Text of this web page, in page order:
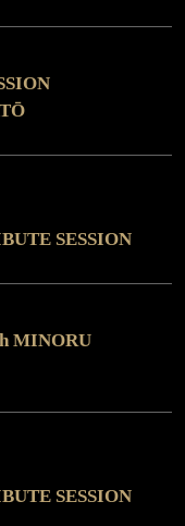
SESSION
MINORU
SESSION